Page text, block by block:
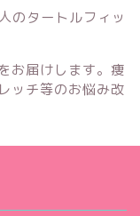
のタートルフィッ
お届けします。痩
ッチ等のお悩み改